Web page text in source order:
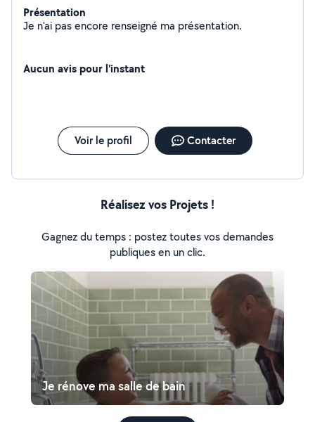
Présentation
Je n'ai pas encore renseigné ma présentation.
Aucun avis pour l'instant
Voir le profil Contacter
Réalisez vos Projets !
Gagnez du temps : postez toutes vos demandes
publiques en un clic.
Je rénove ma salle de bain